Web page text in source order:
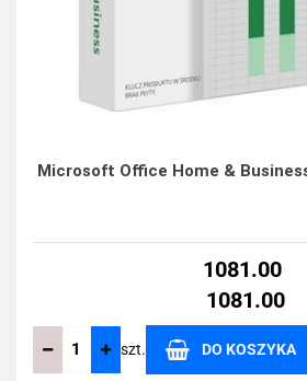
Microsoft Office Home &
1081.00
1081.00
szt. DO KOSZYKA